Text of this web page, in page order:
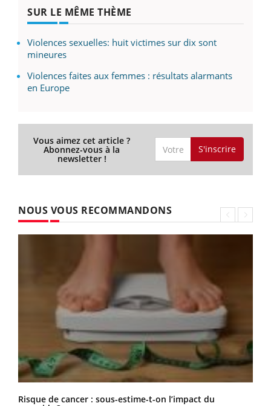
SUR LE MÊME THÈME
Violences sexuelles: huit victimes sur dix sont
mineures
Violences faites aux femmes : résultats alarmants
en Europe
Vous aimez cet article ?
Abonnez-vous à la
newsletter !
S'inscrire
NOUS VOUS RECOMMANDONS
Risque de cancer : sous-estime-t-on l’impact du